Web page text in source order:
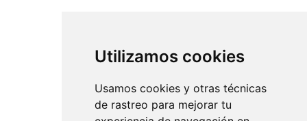
Utilizamos cookies
Usamos cookies y otras técnicas
de rastreo para mejorar tu